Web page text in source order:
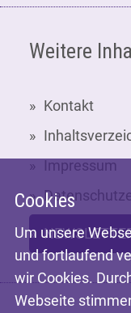
Weitere
Kontakt
Impressum
Cookies
Um unsere
und fortlaufend
wir Cookies.
Webseite